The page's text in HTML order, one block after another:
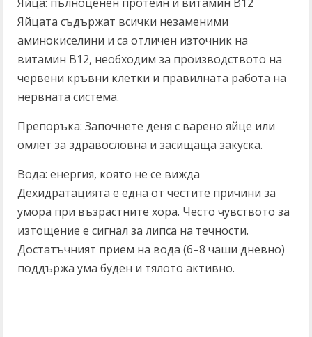
Яйцата съдържат всички незаменими
аминокиселини и са отличен източник на
витамин B12, необходим за производството на
червени кръвни клетки и правилната работа на
нервната система.
Препоръка: Започнете деня с варено яйце или
омлет за здравословна и засищаща закуска.
Вода: енергия, която не се вижда
Дехидратацията е една от честите причини за
умора при възрастните хора. Често чувството за
изтощение е сигнал за липса на течности.
Достатъчният прием на вода (6–8 чаши дневно)
поддържа ума буден и тялото активно.